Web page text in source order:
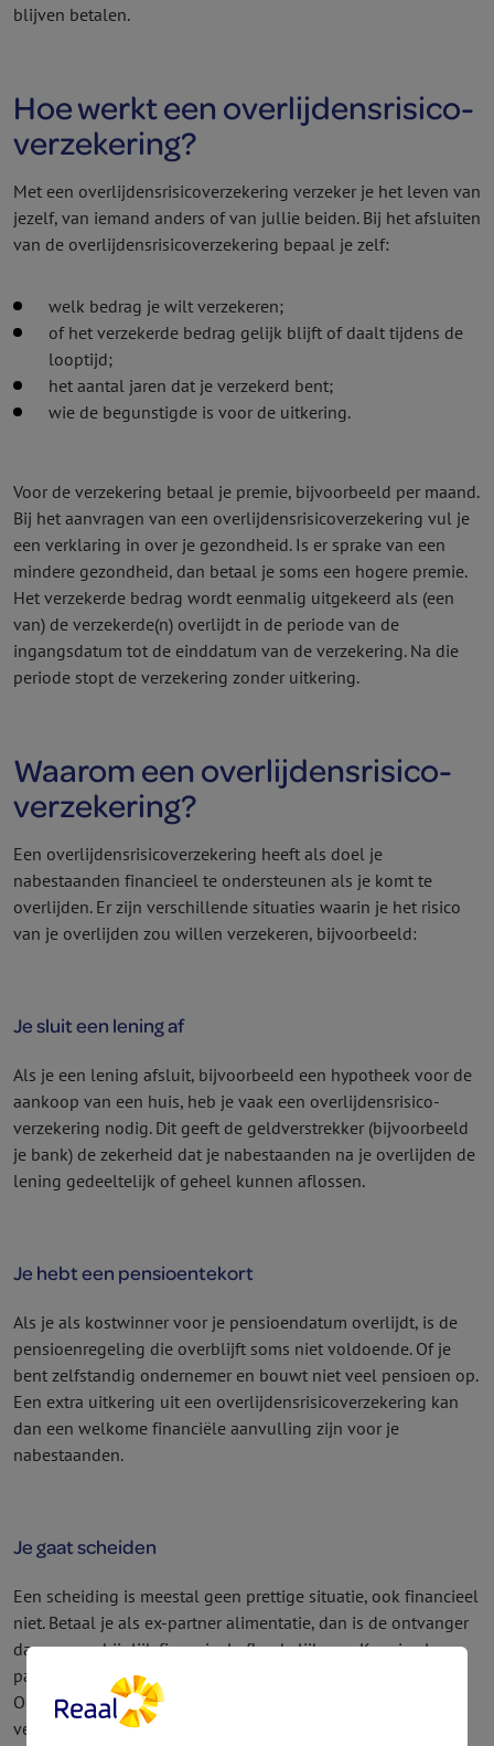
blijven betalen.
Hoe werkt een overlijdens­risico­
verzekering?
Met een overlijdens­risico­verzekering verzeker je het leven van
jezelf, van iemand anders of van jullie beiden. Bij het afsluiten
van de overlijdens­risico­verzekering bepaal je zelf:
welk bedrag je wilt verzekeren;
of het verzekerde bedrag gelijk blijft of daalt tijdens de
looptijd;
het aantal jaren dat je verzekerd bent;
wie de begunstigde is voor de uitkering.
Voor de verzekering betaal je premie, bijvoorbeeld per maand.
Bij het aanvragen van een overlijdens­risico­verzekering vul je
een verklaring in over je gezondheid. Is er sprake van een
mindere gezondheid, dan betaal je soms een hogere premie.
Het verzekerde bedrag wordt eenmalig uitgekeerd als (een
van) de verzekerde(n) overlijdt in de periode van de
ingangsdatum tot de einddatum van de verzekering. Na die
periode stopt de verzekering zonder uitkering.
Waarom een overlijdens­risico­
verzekering?
Een overlijdens­risico­verzekering heeft als doel je
nabestaanden financieel te ondersteunen als je komt te
overlijden. Er zijn verschillende situaties waarin je het risico
van je overlijden zou willen verzekeren, bijvoorbeeld:
Je sluit een lening af
Als je een lening afsluit, bijvoorbeeld een hypotheek voor de
aankoop van een huis, heb je vaak een overlijdens­risico­
verzekering nodig. Dit geeft de geldverstrekker (bijvoorbeeld
je bank) de zekerheid dat je nabestaanden na je overlijden de
lening gedeeltelijk of geheel kunnen aflossen.
Je hebt een pensioentekort
Als je als kostwinner voor je pensioendatum overlijdt, is de
pensioen­regeling die overblijft soms niet voldoende. Of je
bent zelfstandig ondernemer en bouwt niet veel pensioen op.
Een extra uitkering uit een overlijdens­risico­verzekering kan
dan een welkome financiële aanvulling zijn voor je
nabestaanden.
Je gaat scheiden
Een scheiding is meestal geen prettige situatie, ook financieel
niet. Betaal je als ex-partner alimentatie, dan is de ontvanger
daar waarschijnlijk financieel afhankelijk van. Kom je als ex-
partner te overlijden, dan stoppen de alimentatiebetalingen.
Ook in deze situatie kun je met een overlijdens­risico­
verzekering het inkomensverlies opvangen.